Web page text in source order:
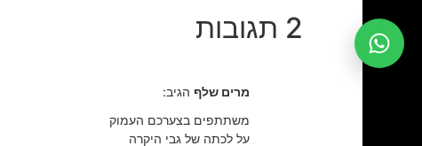
2 תגובות
מרים שלף הגיב:
משתתפים בצערכם העמוק
על לכתה של גבי היקרה